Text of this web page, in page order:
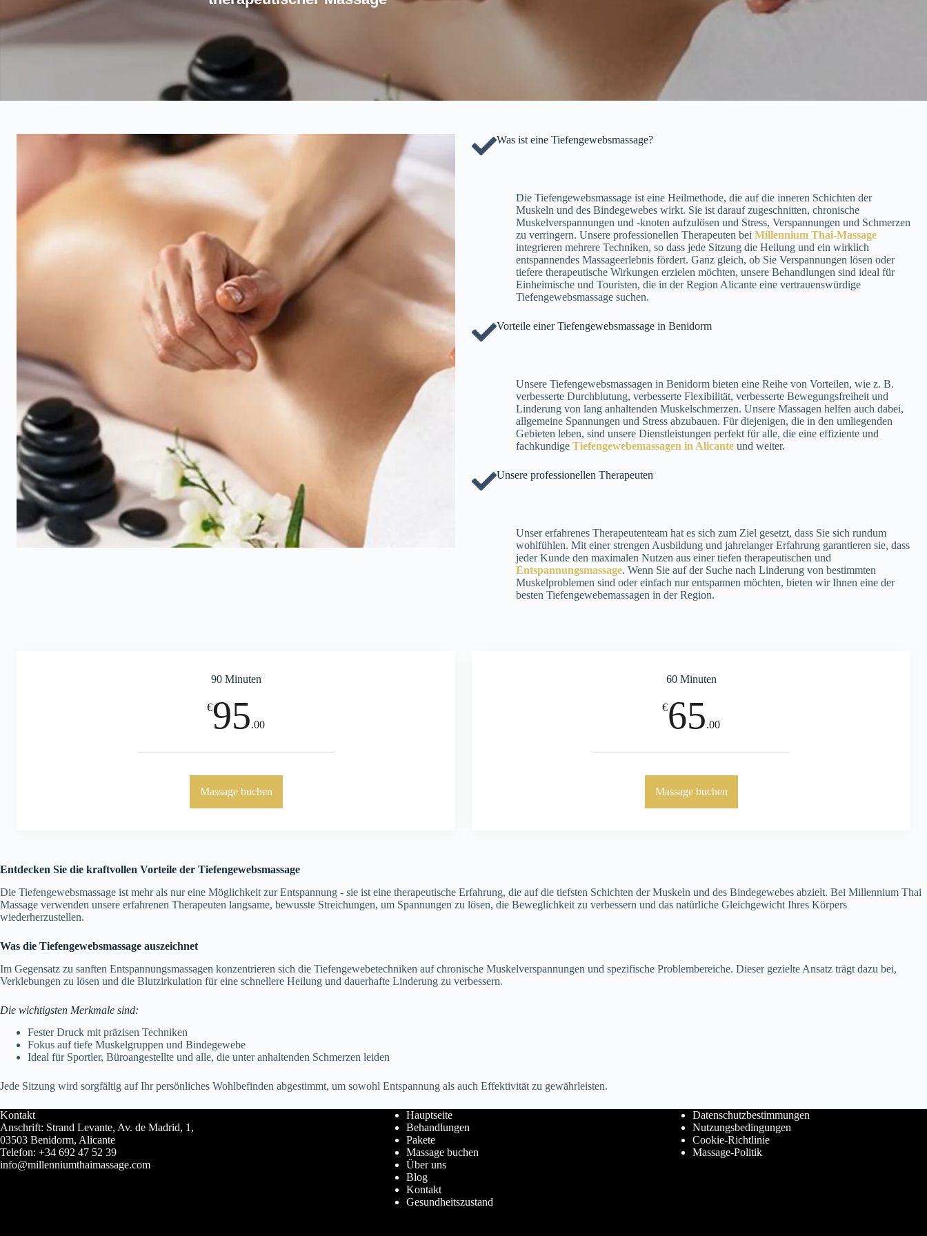
Was ist eine Tiefengewebsmassage?
Die Tiefengewebsmassage ist eine Heilmethode, die auf die inneren Schichten der
Muskeln und des Bindegewebes wirkt. Sie ist darauf zugeschnitten, chronische
Muskelverspannungen und -knoten aufzulösen und Stress, Verspannungen und Schmerzen
zu verringern. Unsere professionellen Therapeuten bei Millennium Thai-Massage
integrieren mehrere Techniken, so dass jede Sitzung die Heilung und ein wirklich
entspannendes Massageerlebnis fördert. Ganz gleich, ob Sie Verspannungen lösen oder
tiefere therapeutische Wirkungen erzielen möchten, unsere Behandlungen sind ideal für
Einheimische und Touristen, die in der Region Alicante eine vertrauenswürdige
Tiefengewebsmassage suchen.
Vorteile einer Tiefengewebsmassage in Benidorm
Unsere Tiefengewebsmassagen in Benidorm bieten eine Reihe von Vorteilen, wie z. B.
verbesserte Durchblutung, verbesserte Flexibilität, verbesserte Bewegungsfreiheit und
Linderung von lang anhaltenden Muskelschmerzen. Unsere Massagen helfen auch dabei,
allgemeine Spannungen und Stress abzubauen. Für diejenigen, die in den umliegenden
Gebieten leben, sind unsere Dienstleistungen perfekt für alle, die eine effiziente und
fachkundige Tiefengewebemassagen in Alicante und weiter.
Unsere professionellen Therapeuten
Unser erfahrenes Therapeutenteam hat es sich zum Ziel gesetzt, dass Sie sich rundum
wohlfühlen. Mit einer strengen Ausbildung und jahrelanger Erfahrung garantieren sie, dass
jeder Kunde den maximalen Nutzen aus einer tiefen therapeutischen und
Entspannungsmassage. Wenn Sie auf der Suche nach Linderung von bestimmten
Muskelproblemen sind oder einfach nur entspannen möchten, bieten wir Ihnen eine der
besten Tiefengewebemassagen in der Region.
90 Minuten
€95.00
Massage buchen
60 Minuten
€65.00
Massage buchen
Entdecken Sie die kraftvollen Vorteile der Tiefengewebsmassage
Die Tiefengewebsmassage ist mehr als nur eine Möglichkeit zur Entspannung - sie ist eine therapeutische Erfahrung, die auf die tiefsten Schichten der Muskeln und des Bindegewebes abzielt. Bei Millennium Thai
Massage verwenden unsere erfahrenen Therapeuten langsame, bewusste Streichungen, um Spannungen zu lösen, die Beweglichkeit zu verbessern und das natürliche Gleichgewicht Ihres Körpers
wiederherzustellen.
Was die Tiefengewebsmassage auszeichnet
Im Gegensatz zu sanften Entspannungsmassagen konzentrieren sich die Tiefengewebetechniken auf chronische Muskelverspannungen und spezifische Problembereiche. Dieser gezielte Ansatz trägt dazu bei,
Verklebungen zu lösen und die Blutzirkulation für eine schnellere Heilung und dauerhafte Linderung zu verbessern.
Die wichtigsten Merkmale sind:
Fester Druck mit präzisen Techniken
Fokus auf tiefe Muskelgruppen und Bindegewebe
Ideal für Sportler, Büroangestellte und alle, die unter anhaltenden Schmerzen leiden
Jede Sitzung wird sorgfältig auf Ihr persönliches Wohlbefinden abgestimmt, um sowohl Entspannung als auch Effektivität zu gewährleisten.
Kontakt
Anschrift: Strand Levante, Av. de Madrid, 1,
03503 Benidorm, Alicante
Telefon: +34 692 47 52 39
info@millenniumthaimassage.com
Hauptseite
Behandlungen
Pakete
Massage buchen
Über uns
Blog
Kontakt
Gesundheitszustand
Datenschutzbestimmungen
Nutzungsbedingungen
Cookie-Richtlinie
Massage-Politik